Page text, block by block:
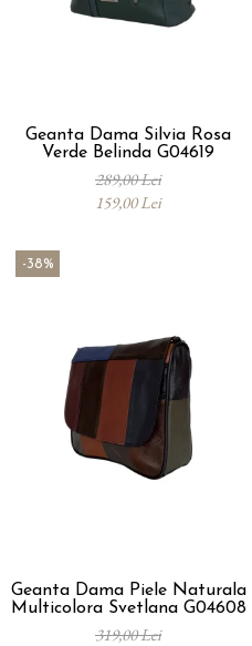
Geanta Dama Silvia Rosa
Verde Belinda G04619
289,00 Lei
159,00 Lei
-38%
Geanta Dama Piele Naturala
Multicolora Svetlana G04608
319,00 Lei